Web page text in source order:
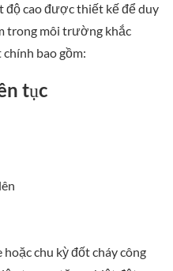
độ cao được thiết kế để duy
trong môi trường khắc
bao gồm:
tục
chu kỳ đốt cháy công